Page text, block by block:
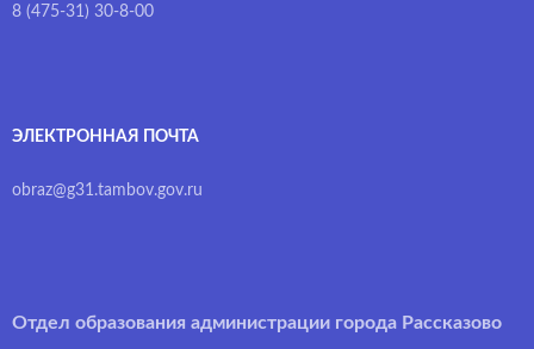
8 (475-31) 30-8-00
ЭЛЕКТРОННАЯ ПОЧТА
obraz@g31.tambov.gov.ru
Отдел образования администрации города Рассказово